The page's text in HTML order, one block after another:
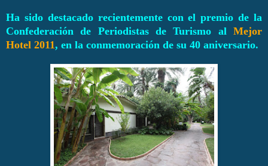
Ha sido destacado recientemente con el premio de la
Confederación de Periodistas de Turismo al Mejor
Hotel 2011, en la conmemoración de su 40 aniversario.